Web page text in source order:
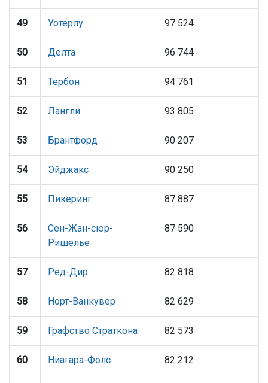
49 Уотерлу 97 524
50 Делта 96 744
51 Тербон 94 761
52 Лангли 93 805
53 Брантфорд 90 207
54 Эйджакс 90 250
55 Пикеринг 87 887
56
Сен-Жан-сюр-
Ришелье
87 590
57 Ред-Дир 82 818
58 Норт-Ванкувер 82 629
59 Графство Страткона 82 573
60 Ниагара-Фолс 82 212